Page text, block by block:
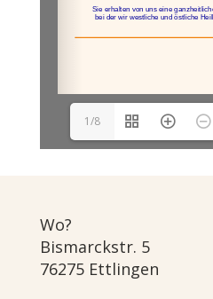
1/8
Wo?
Bismarckstr. 5
76275 Ettlingen